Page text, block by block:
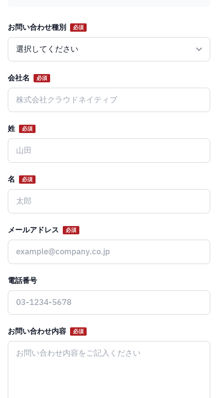
Website
お問い合わせ種別 必須
会社名 必須
姓 必須
名 必須
メールアドレス 必須
電話番号
お問い合わせ内容 必須